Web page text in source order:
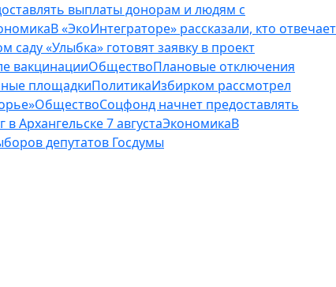
выплаты донорам и людям с
В «ЭкоИнтеграторе» рассказали, кто отвечает
саду «Улыбка» готовят заявку в проект
вакцинацииОбществоПлановые отключения
площадкиПолитикаИзбирком рассмотрел
ОбществоСоцфонд начнет предоставлять
Архангельске 7 августаЭкономикаВ
депутатов Госдумы